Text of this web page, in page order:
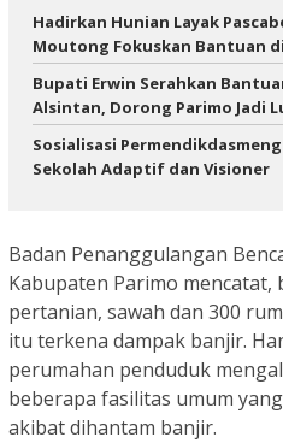
Hadirkan Hunian Layak
Moutong Fokuskan Bantuan
Bupati Erwin Serahkan
Alsintan, Dorong Parimo Jadi
Sosialisasi
Sekolah Adaptif dan Visioner
Badan Penanggulangan
Kabupaten Parimo mencatat,
pertanian, sawah dan 300
itu terkena dampak banjir.
perumahan penduduk
beberapa fasilitas umum
akibat dihantam banjir.